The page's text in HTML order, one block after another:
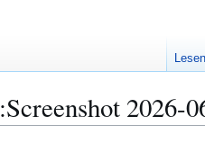
2026-
Lesen